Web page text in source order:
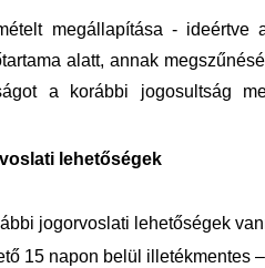
megállapítása - ideértve
alatt, annak
a korábbi jogosultság
lehetőségek
jogorvoslati lehetőségek
15 napon belül illetékmentes